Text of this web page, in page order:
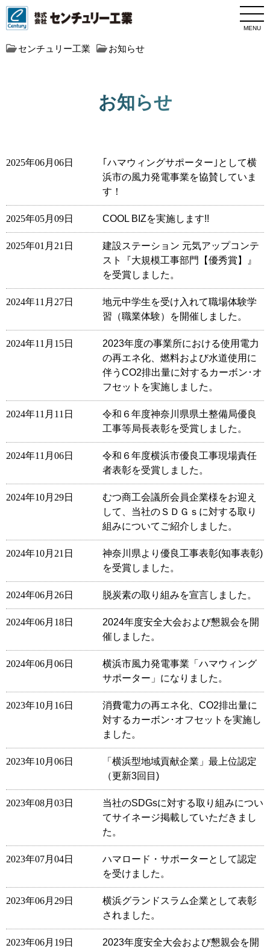
MENU
センチュリー工業 お知らせ
お知らせ
2025年06月06日
｢ハマウィングサポーター｣として横
浜市の風力発電事業を協賛していま
す！
2025年05月09日 COOL BIZを実施します!!
2025年01月21日
建設ステーション 元気アップコンテ
スト『大規模工事部門【優秀賞】』
を受賞しました。
2024年11月27日
地元中学生を受け入れて職場体験学
習（職業体験）を開催しました。
2024年11月15日
2023年度の事業所における使用電力
の再エネ化、燃料および水道使用に
伴うCO2排出量に対するカーボン･オ
フセットを実施しました。
2024年11月11日
令和６年度神奈川県県土整備局優良
工事等局長表彰を受賞しました。
2024年11月06日
令和６年度横浜市優良工事現場責任
者表彰を受賞しました。
2024年10月29日
むつ商工会議所会員企業様をお迎え
して、当社のＳＤＧｓに対する取り
組みについてご紹介しました。
2024年10月21日
神奈川県より優良工事表彰(知事表彰)
を受賞しました。
2024年06月26日 脱炭素の取り組みを宣言しました。
2024年06月18日
2024年度安全大会および懇親会を開
催しました。
2024年06月06日
横浜市風力発電事業「ハマウィング
サポーター」になりました。
2023年10月16日
消費電力の再エネ化、CO2排出量に
対するカーボン･オフセットを実施し
ました。
2023年10月06日
「横浜型地域貢献企業」最上位認定
（更新3回目)
2023年08月03日
当社のSDGsに対する取り組みについ
てサイネージ掲載していただきまし
た。
2023年07月04日
ハマロード・サポーターとして認定
を受けました。
2023年06月29日
横浜グランドスラム企業として表彰
されました。
2023年06月19日
2023年度安全大会および懇親会を開